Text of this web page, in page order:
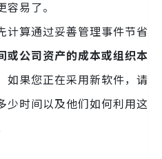
易了。
计算通过妥善管理事件节省
或公司资产的成本或组织本
如果您正在采用新软件，请
少时间以及他们如何利用这